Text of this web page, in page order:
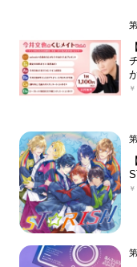
第
第
第